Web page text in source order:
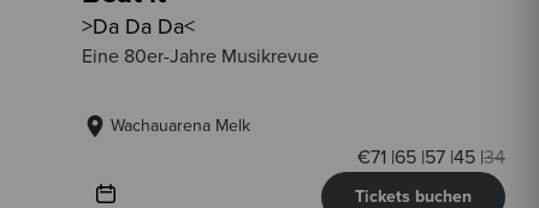
>Da Da Da<
Eine 80er-Jahre Musikrevue
Wachauarena Melk
Tickets buchen
€71 |65 |57 |45 |34